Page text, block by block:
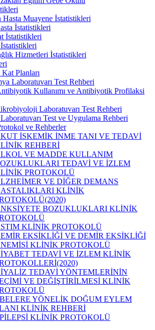
Hasta Muayene İstatistikleri
İstatistikleri
İstatistikleri
Hizmetleri İstatistikleri
Planları
Laboratuvarı Test Rehberi
Kullanımı ve Antibiyotik Profilaksi
Laboratuvarı Test Rehberi
Test ve Uygulama Rehberi
ve Rehberler
İSKEMİK İNME TANI VE TEDAVİ
REHBERİ
VE MADDE KULLANIM
TEDAVİ VE İZLEM
PROTOKOLÜ
VE DİĞER DEMANS
KLİNİK
BOZUKLUKLARI KLİNİK
KLİNİK PROTOKOLÜ
EKSİKLİĞİ VE DEMİR EKSİKLİĞİ
KLİNİK PROTOKOLÜ
TEDAVİ VE İZLEM KLİNİK
TEDAVİ YÖNTEMLERİNİN
VE DEĞİŞTİRİLMESİ KLİNİK
YÖNELİK DOĞUM EYLEM
KLİNİK REHBERİ
KLİNİK PROTOKOLÜ